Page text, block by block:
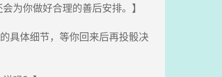
为你做好合理的善后安排。】
具体细节，等你回来后再投骰决